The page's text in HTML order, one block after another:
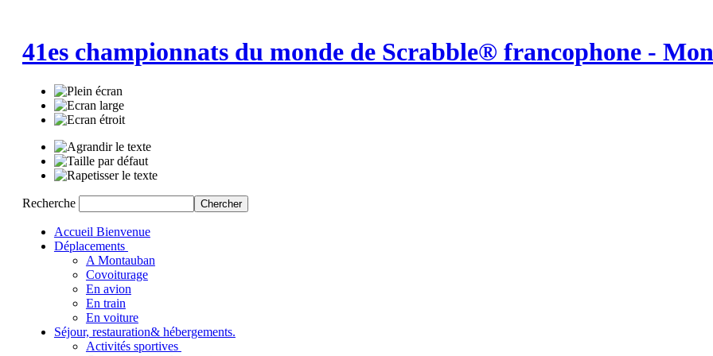
41es championnats du monde de Scrabble® francophone -
Recherche
Accueil Bienvenue
Déplacements
A Montauban
Covoiturage
En avion
En train
En voiture
Séjour, restauration& hébergements.
Activités sportives